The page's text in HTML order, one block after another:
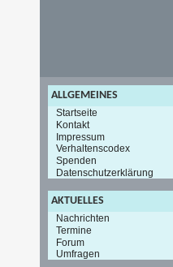
ALLGEMEINES
Startseite
Kontakt
Impressum
Verhaltenscodex
Spenden
Datenschutzerklärung
AKTUELLES
Nachrichten
Termine
Forum
Umfragen